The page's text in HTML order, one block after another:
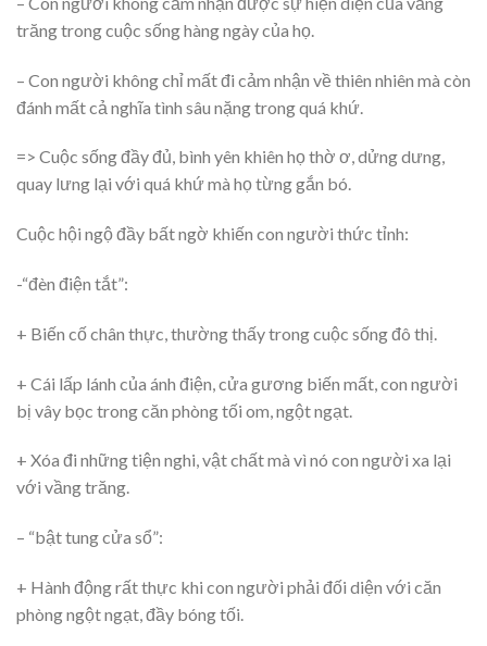
trăng trong cuộc sống hàng ngày của họ.
– Con người không chỉ mất đi cảm nhận về thiên nhiên mà còn
đánh mất cả nghĩa tình sâu nặng trong quá khứ.
=> Cuộc sống đầy đủ, bình yên khiên họ thờ ơ, dửng dưng,
quay lưng lại với quá khứ mà họ từng gắn bó.
Cuộc hội ngộ đầy bất ngờ khiến con người thức tỉnh:
-“đèn điện tắt”:
+ Biến cố chân thực, thường thấy trong cuộc sống đô thị.
+ Cái lấp lánh của ánh điện, cửa gương biến mất, con người
bị vây bọc trong căn phòng tối om, ngột ngạt.
+ Xóa đi những tiện nghi, vật chất mà vì nó con người xa lại
với vầng trăng.
– “bật tung cửa sổ”:
+ Hành động rất thực khi con người phải đối diện với căn
phòng ngột ngạt, đầy bóng tối.